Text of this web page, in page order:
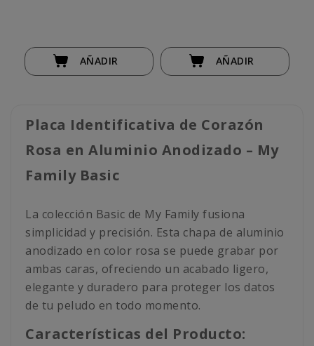
AÑADIR AÑADIR
Placa Identificativa de Corazón
Rosa en Aluminio Anodizado – My
Family Basic
La colección Basic de My Family fusiona
simplicidad y precisión. Esta chapa de aluminio
anodizado en color rosa se puede grabar por
ambas caras, ofreciendo un acabado ligero,
elegante y duradero para proteger los datos
de tu peludo en todo momento.
Características del Producto: